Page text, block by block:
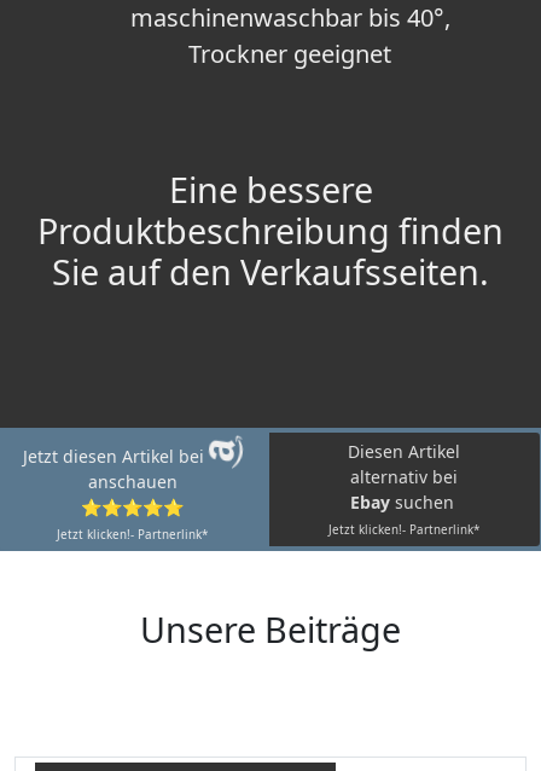
maschinenwaschbar bis 40°,
Trockner geeignet
Eine bessere
Produktbeschreibung finden
Sie auf den Verkaufsseiten.
Jetzt diesen Artikel bei
anschauen
⭐⭐⭐⭐⭐
Jetzt klicken!- Partnerlink*
Diesen Artikel
alternativ bei
Ebay suchen
Jetzt klicken!- Partnerlink*
Unsere Beiträge